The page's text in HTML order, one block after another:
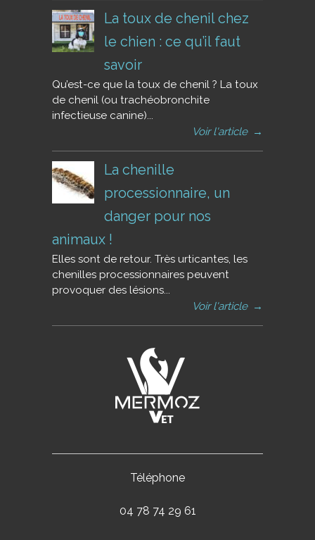
La toux de chenil chez
le chien : ce qu’il faut
savoir
Qu’est-ce que la toux de chenil ? La toux
de chenil (ou trachéobronchite
infectieuse canine)...
Voir l'article →
La chenille
processionnaire, un
danger pour nos
animaux !
Elles sont de retour. Très urticantes, les
chenilles processionnaires peuvent
provoquer des lésions...
Voir l'article →
Téléphone
04 78 74 29 61